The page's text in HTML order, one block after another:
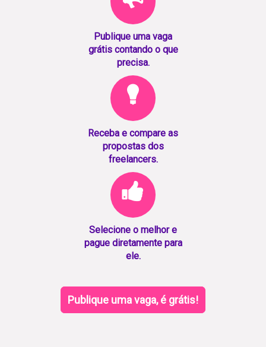
Publique uma vaga
grátis contando o que
precisa.
Receba e compare as
propostas dos
freelancers.
Selecione o melhor e
pague diretamente para
ele.
Publique uma vaga, é grátis!